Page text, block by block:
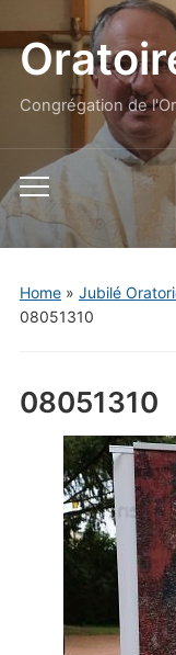
Congrégation de
Toggle
mobile
menu
Home» Jubilé
08051310
08051310